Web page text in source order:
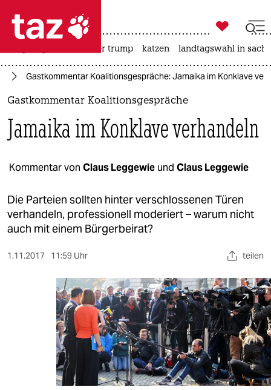
 taz zahl ich
taz zahl ich
politik
öko
gesellschaft
kultur
wahrheit

taz zahl ich
usa unter trump katzen landtagswahl in
Gastkommentar Koalitionsgespräche: Jamaika im Konklave
Gastkommentar Koalitionsgespräche
Jamaika im Konklave verhandeln
Kommentar von Claus Leggewie und Claus ­Leggewie
Die Parteien sollten hinter verschlossenen Türen
verhandeln, professionell moderiert – warum nicht
auch mit einem Bürgerbeirat?
1.11.2017 11:59 Uhr teilen